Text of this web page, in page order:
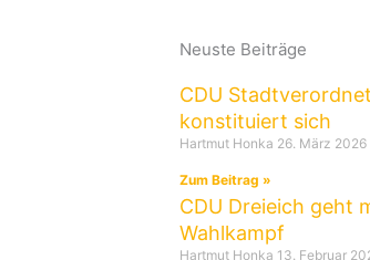
Neuste Beiträge
CDU
konstituiert sich
Hartmut Honka 26. März 2026
Zum Beitrag »
CDU Dreieich geht
Wahlkampf
Hartmut Honka 13. Februar